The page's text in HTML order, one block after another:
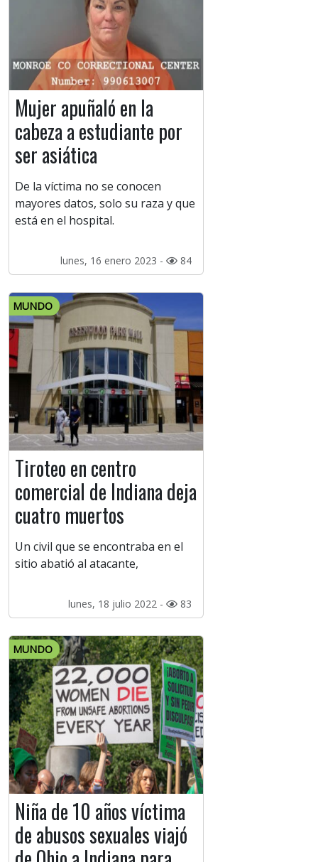
Mujer apuñaló en la
cabeza a estudiante por
ser asiática
De la víctima no se conocen
mayores datos, solo su raza y que
está en el hospital.
lunes, 16 enero 2023 - 84
MUNDO
Tiroteo en centro
comercial de Indiana deja
cuatro muertos
Un civil que se encontraba en el
sitio abatió al atacante,
lunes, 18 julio 2022 - 83
MUNDO
Niña de 10 años víctima
de abusos sexuales viajó